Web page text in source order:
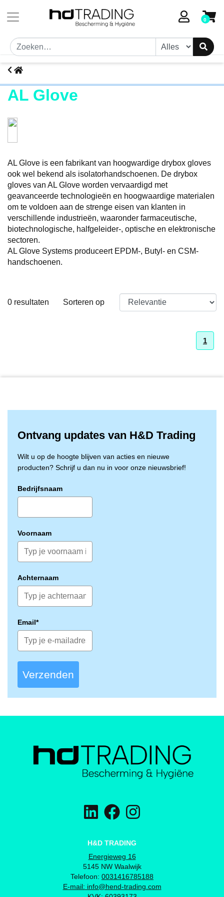
0
AL Glove
AL Glove is een fabrikant van hoogwardige drybox gloves
ook wel bekend als isolatorhandschoenen. De drybox
gloves van AL Glove worden vervaardigd met
geavanceerde technologieën en hoogwaardige materialen
om te voldoen aan de strenge eisen van klanten in
verschillende industrieën, waaronder farmaceutische,
biotechnologische, halfgeleider-, optische en elektronische
sectoren.
AL Glove Systems produceert EPDM-, Butyl- en CSM-
handschoenen.
0 resultaten Sorteren op
1
Ontvang updates van H&D Trading
Wilt u op de hoogte blijven van acties en nieuwe
producten? Schrijf u dan nu in voor onze nieuwsbrief!
Bedrijfsnaam
Voornaam
Achternaam
Email*
Verzenden
H&D TRADING
Energieweg 16
5145 NW Waalwijk
Telefoon: 0031416785188
E-mail: info@hend-trading.com